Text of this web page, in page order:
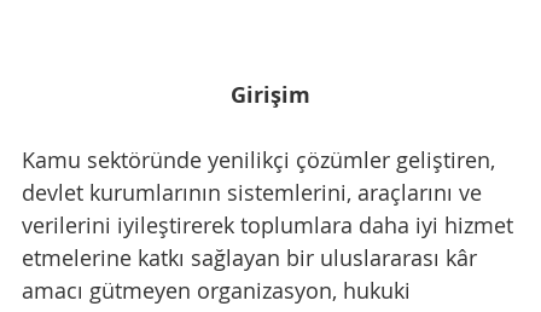
Girişim
Kamu sektöründe yenilikçi çözümler geliştiren,
devlet kurumlarının sistemlerini, araçlarını ve
verilerini iyileştirerek toplumlara daha iyi hizmet
etmelerine katkı sağlayan bir uluslararası kâr
amacı gütmeyen organizasyon, hukuki